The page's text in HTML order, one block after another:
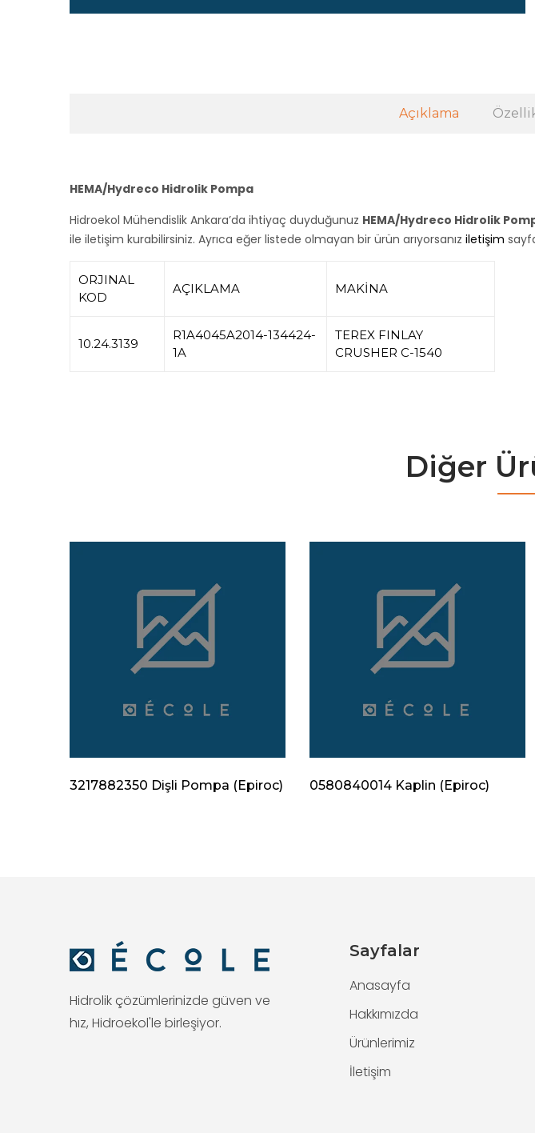
Açıklama
HEMA/Hydreco Hidrolik Pompa
Hidroekol Mühendislik Ankara’da ihtiyaç duyduğunuz HEMA/Hydreco Hidrolik
ile iletişim kurabilirsiniz. Ayrıca eğer listede olmayan bir ürün arıyorsanız iletişim
ORJINAL
KOD
AÇIKLAMA MAKİNA
10.24.3139
R1A4045A2014-134424-
1A
TEREX FINLAY
CRUSHER C-1540
Diğer
3217882350 Dişli Pompa (Epiroc) 0580840014 Kaplin (Epiroc)
Hidrolik çözümlerinizde güven ve
hız, Hidroekol'le birleşiyor.
Sayfalar
Anasayfa
Hakkımızda
Ürünlerimiz
İletişim